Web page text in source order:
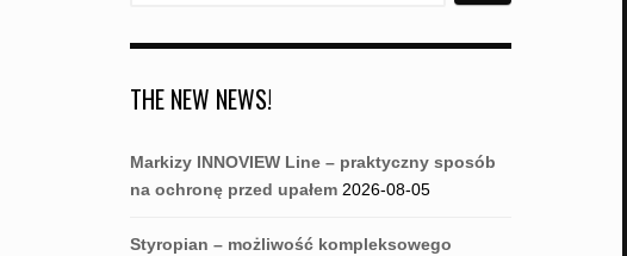
THE NEW NEWS!
Markizy INNOVIEW Line – praktyczny sposób
na ochronę przed upałem 2026-08-05
Styropian – możliwość kompleksowego